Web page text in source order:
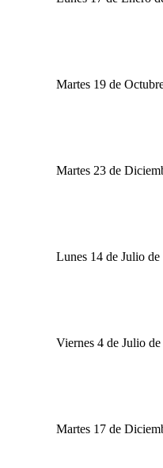
Martes 19 de
Martes 23 de
Lunes 14 de Julio de
Viernes 4 de Julio
Martes 17 de